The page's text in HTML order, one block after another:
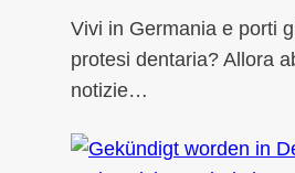
Vivi in Germania e porti
protesi dentaria? Allora
notizie…